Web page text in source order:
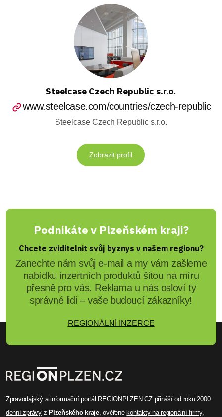
Steelcase Czech Republic s.r.o.
www.steelcase.com/countries/czech-republic
Steelcase Czech Republic s.r.o.
Zobrazit profil
Podnikáte v Plzeňském kraji?
Chcete zviditelnit svůj byznys v našem regionu?
Zanechte nám svůj e-mail a my vám zašleme
nabídku inzertních produktů šitou na míru
přesně pro vás. Reklama u nás osloví ty
správné lidi – vaše budoucí zákazníky!
REGIONÁLNÍ INZERCE
Zpravodajský a informační portál REGIONPLZEN.CZ přináší od roku 2000
denní zprávyz Plzeňského kraje, ověřené kontakty na regionální firmy,